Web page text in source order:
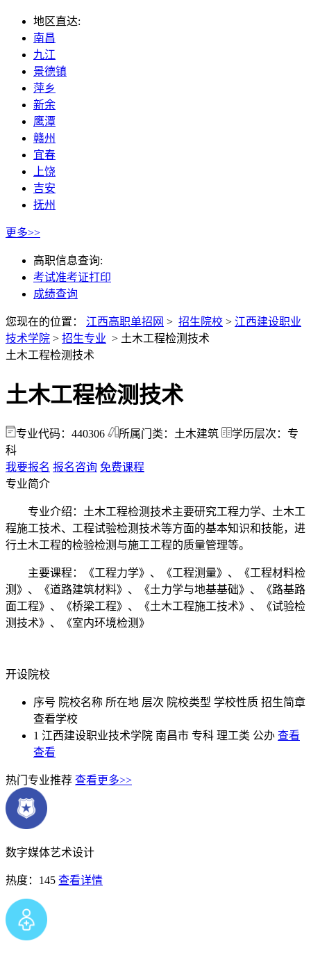
地区直达:
南昌
九江
景德镇
萍乡
新余
鹰潭
赣州
宜春
上饶
吉安
抚州
更多>>
高职信息查询:
考试准考证打印
成绩查询
您现在的位置： 江西高职单招网 > 招生院校 > 江西建设职业
技术学院 > 招生专业 > 土木工程检测技术
土木工程检测技术
土木工程检测技术
专业代码：440306 所属门类：土木建筑
学历层次：专
科
我要报名 报名咨询 免费课程
专业简介
专业介绍：土木工程检测技术主要研究工程力学、土木工
程施工技术、工程试验检测技术等方面的基本知识和技能，进
行土木工程的检验检测与施工工程的质量管理等。
主要课程：《工程力学》、《工程测量》、《工程材料检
测》、《道路建筑材料》、《土力学与地基基础》、《路基路
面工程》、《桥梁工程》、《土木工程施工技术》、《试验检
测技术》、《室内环境检测》
开设院校
序号 院校名称 所在地 层次 院校类型 学校性质 招生简章
查看学校
1 江西建设职业技术学院 南昌市 专科 理工类 公办 查看
查看
热门专业推荐 查看更多>>
数字媒体艺术设计
热度：145 查看详情